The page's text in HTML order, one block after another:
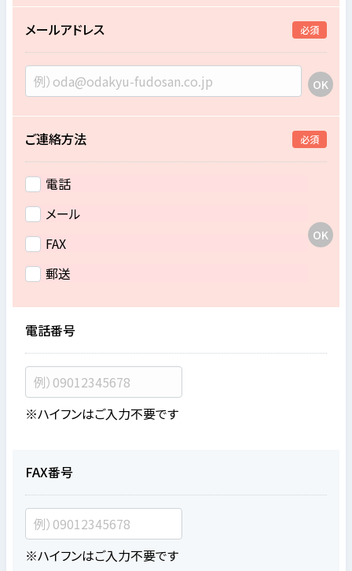
メールアドレス 必須
ご連絡方法 必須
電話
メール
FAX
郵送
電話番号
※ハイフンはご入力不要です
FAX番号
※ハイフンはご入力不要です